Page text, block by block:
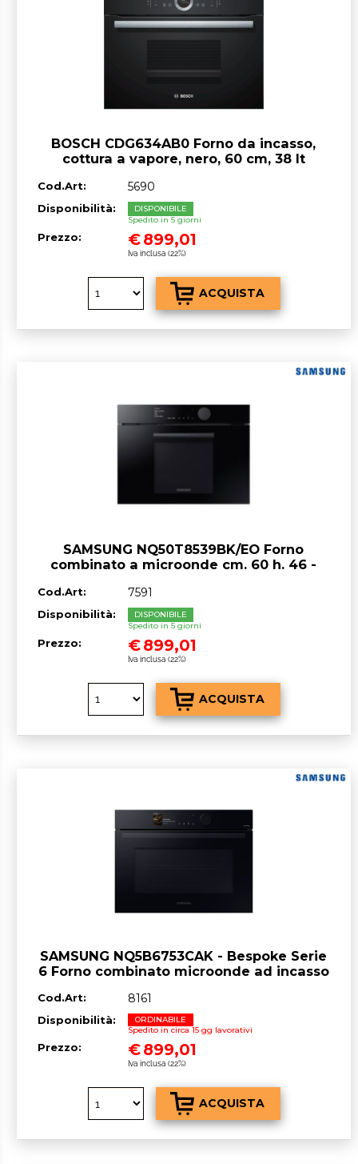
BOSCH CDG634AB0 Forno da incasso,
cottura a vapore, nero, 60 cm, 38 lt
Cod.Art: 5690
Disponibilità:
DISPONIBILE
Spedito in 5 giorni
Prezzo: €899,01
Iva inclusa (22%)
SAMSUNG NQ50T8539BK/EO Forno
combinato a microonde cm. 60 h. 46 -
Cod.Art: 7591
Disponibilità:
DISPONIBILE
Spedito in 5 giorni
Prezzo: €899,01
Iva inclusa (22%)
SAMSUNG NQ5B6753CAK - Bespoke Serie
6 Forno combinato microonde ad incasso
Cod.Art: 8161
Disponibilità:
ORDINABILE
Spedito in circa 15 gg lavorativi
Prezzo: €899,01
Iva inclusa (22%)